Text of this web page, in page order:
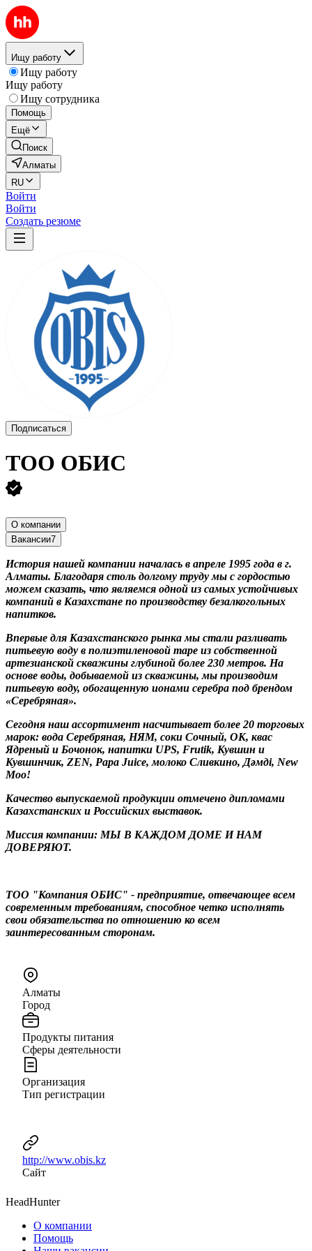
Ищу работу
Ищу работу
Ищу работу
Ищу сотрудника
Помощь
Ещё
Поиск
Алматы
RU
Войти
Войти
Создать резюме
Подписаться
ТОО ОБИС
О компании
Вакансии7
История нашей компании началась в апреле 1995 года в г.
Алматы. Благодаря столь долгому труду мы с гордостью
можем сказать, что являемся одной из самых устойчивых
компаний в Казахстане по производству безалкогольных
напитков.
Впервые для Казахстанского рынка мы стали разливать
питьевую воду в полиэтиленовой таре из собственной
артезианской скважины глубиной более 230 метров. На
основе воды, добываемой из скважины, мы производим
питьевую воду, обогащенную ионами серебра под брендом
«Серебряная».
Сегодня наш ассортимент насчитывает более 20 торговых
марок: вода Серебряная, НЯМ, соки Сочный, ОК, квас
Ядреный и Бочонок, напитки UPS, Frutik, Кувшин и
Кувшинчик, ZEN, Papa Juice, молоко Сливкино, Дәмді, New
Moo!
Качество выпускаемой продукции отмечено дипломами
Казахстанских и Российских выставок.
Миссия компании: МЫ В КАЖДОМ ДОМЕ И НАМ
ДОВЕРЯЮТ.
ТОО "Компания ОБИС" - предприятие, отвечающее всем
современным требованиям, способное четко исполнять
свои обязательства по отношению ко всем
заинтересованным сторонам.
Алматы
Город
Продукты питания
Сферы деятельности
Организация
Тип регистрации
http://www.obis.kz
Сайт
HeadHunter
О компании
Помощь